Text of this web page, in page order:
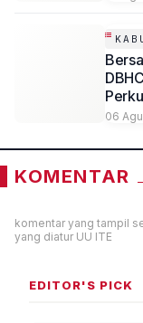
06
KOMENTAR
komentar yang tampil
yang diatur UU ITE
EDITOR'S PICK